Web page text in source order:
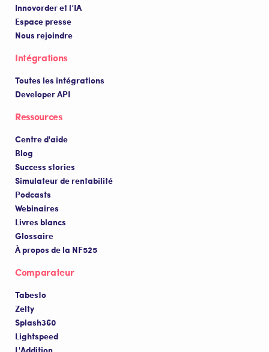
Innovorder et l’IA
Espace presse
Nous rejoindre
Intégrations
Toutes les intégrations
Developer API
Ressources
Centre d'aide
Blog
Success stories
Simulateur de rentabilité
Podcasts
Webinaires
Livres blancs
Glossaire
À propos de la NF525
Comparateur
Tabesto
Zelty
Splash360
Lightspeed
L'Addition